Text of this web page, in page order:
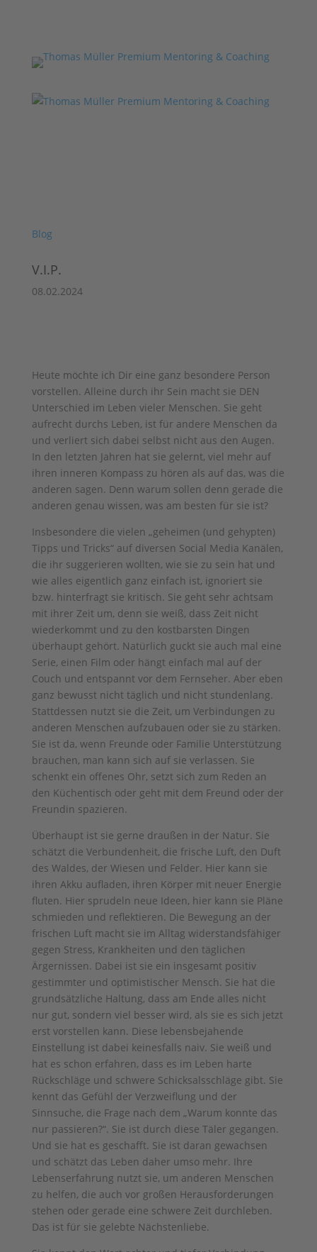
Blog
V.I.P.
08.02.2024
Heute möchte ich Dir eine ganz besondere Person
vorstellen. Alleine durch ihr Sein macht sie DEN
Unterschied im Leben vieler Menschen. Sie geht
aufrecht durchs Leben, ist für andere Menschen da
und verliert sich dabei selbst nicht aus den Augen.
In den letzten Jahren hat sie gelernt, viel mehr auf
ihren inneren Kompass zu hören als auf das, was die
anderen sagen. Denn warum sollen denn gerade die
anderen genau wissen, was am besten für sie ist?
Insbesondere die vielen „geheimen (und gehypten)
Tipps und Tricks“ auf diversen Social Media Kanälen,
die ihr suggerieren wollten, wie sie zu sein hat und
wie alles eigentlich ganz einfach ist, ignoriert sie
bzw. hinterfragt sie kritisch. Sie geht sehr achtsam
mit ihrer Zeit um, denn sie weiß, dass Zeit nicht
wiederkommt und zu den kostbarsten Dingen
überhaupt gehört. Natürlich guckt sie auch mal eine
Serie, einen Film oder hängt einfach mal auf der
Couch und entspannt vor dem Fernseher. Aber eben
ganz bewusst nicht täglich und nicht stundenlang.
Stattdessen nutzt sie die Zeit, um Verbindungen zu
anderen Menschen aufzubauen oder sie zu stärken.
Sie ist da, wenn Freunde oder Familie Unterstützung
brauchen, man kann sich auf sie verlassen. Sie
schenkt ein offenes Ohr, setzt sich zum Reden an
den Küchentisch oder geht mit dem Freund oder der
Freundin spazieren.
Überhaupt ist sie gerne draußen in der Natur. Sie
schätzt die Verbundenheit, die frische Luft, den Duft
des Waldes, der Wiesen und Felder. Hier kann sie
ihren Akku aufladen, ihren Körper mit neuer Energie
fluten. Hier sprudeln neue Ideen, hier kann sie Pläne
schmieden und reflektieren. Die Bewegung an der
frischen Luft macht sie im Alltag widerstandsfähiger
gegen Stress, Krankheiten und den täglichen
Ärgernissen. Dabei ist sie ein insgesamt positiv
gestimmter und optimistischer Mensch. Sie hat die
grundsätzliche Haltung, dass am Ende alles nicht
nur gut, sondern viel besser wird, als sie es sich jetzt
erst vorstellen kann. Diese lebensbejahende
Einstellung ist dabei keinesfalls naiv. Sie weiß und
hat es schon erfahren, dass es im Leben harte
Rückschläge und schwere Schicksalsschläge gibt. Sie
kennt das Gefühl der Verzweiflung und der
Sinnsuche, die Frage nach dem „Warum konnte das
nur passieren?“. Sie ist durch diese Täler gegangen.
Und sie hat es geschafft. Sie ist daran gewachsen
und schätzt das Leben daher umso mehr. Ihre
Lebenserfahrung nutzt sie, um anderen Menschen
zu helfen, die auch vor großen Herausforderungen
stehen oder gerade eine schwere Zeit durchleben.
Das ist für sie gelebte Nächstenliebe.